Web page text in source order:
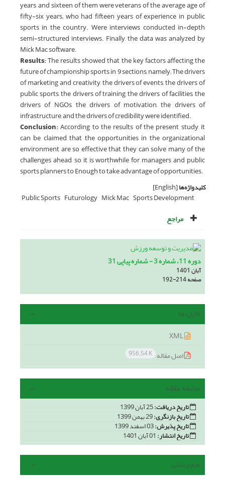
years, and sixteen of them were veterans of the average age of
fifty-six years; who had fifteen years of experience in public
sports in the country. Were interviews conducted in-depth
semi-structured interviews. Finally, the data was analyzed by
Mick Mac software.
Results:The results showed that the key factors affecting the
future of championship sports in 9 sections, namely; The drivers
of marketing and creativity, the drivers of events, the drivers of
public sports, the drivers of training, the drivers of facilities, the
drivers of NGOs, the drivers of motivation, the drivers of
infrastructure, and the drivers of credibility were identified.
Conclusion: According to the results of the present study, it
can be claimed that the opportunities in the organizational
environment are so effective that they can solve many of the
challenges ahead, so it is worthwhile for managers and public
sports planners to Enough to take advantage of opportunities.
کلیدواژه‌ها[English]
Public Sports Futurology Mick Mac Sports Development
مراجع
دوره 11، شماره 3 - شماره پیاپی 31
آبان 1401
صفحه192-214
فایل ها
اصل مقاله 956.54 K
سابقه مقاله
تاریخ دریافت:
تاریخ بازنگری:
تاریخ پذیرش:
تاریخ انتشار:
هم رسانی